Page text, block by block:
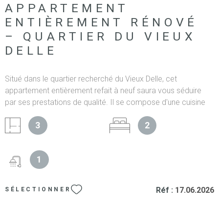
APPARTEMENT
ENTIÈREMENT RÉNOVÉ
– QUARTIER DU VIEUX
DELLE
Situé dans le quartier recherché du Vieux Delle, cet
appartement entièrement refait à neuf saura vous séduire
par ses prestations de qualité. Il se compose d'une cuisine
d'une salle d'eau ainsi que de deux WC. Vous bénéficierez
également d'une cour commune. Disponible immédiatement,
cet appartement est idéal pour les personnes à la recherche
d'un logement alliant confort et emplacement privilégié. À
ce bien est exposé sont disponibles sur le site Géorisques
3 2
1
SÉLECTIONNER Réf : 17.06.2026